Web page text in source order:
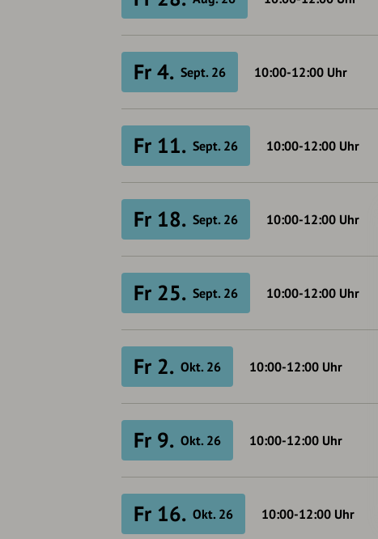
Fr 4. Sept. 26 10:00-12:00 Uhr
Fr 11. Sept. 26 10:00-12:00 Uhr
Fr 18. Sept. 26 10:00-12:00 Uhr
Fr 25. Sept. 26 10:00-12:00 Uhr
Fr 2. Okt. 26 10:00-12:00 Uhr
Fr 9. Okt. 26 10:00-12:00 Uhr
Fr 16. Okt. 26 10:00-12:00 Uhr